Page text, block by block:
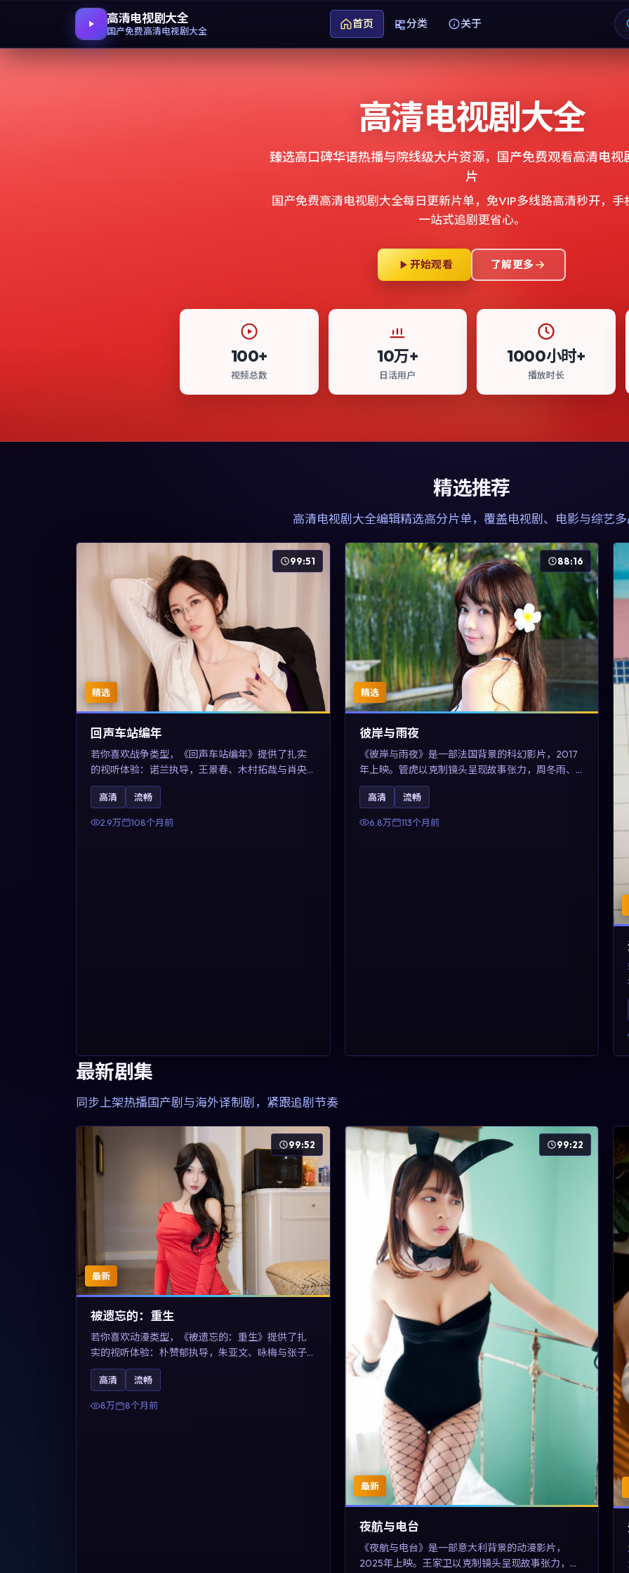
高清电视剧大全
国产免费高清电视剧大全
首页 分类 关于
高清电视剧大全
臻选高口碑华语热播与院线级大片资源， 国产免费观看高清电视
片
国产免费高清电视剧大全每日更新片单，免VIP多线路高清秒开，手
一站式追剧更省心。
开始观看 了解更多
100+
视频总数
10万+
日活用户
1000小时+
播放时长
精选推荐
高清电视剧大全编辑精选高分片单，覆盖电视剧、电影与综艺
精选
99:51
回声车站编年
若你喜欢战争类型，《回声车站编年》提供了扎实
的视听体验：诺兰执导，王景春、木村拓哉与肖央
共同演绎。影片2017年于澳大利亚上映，内容用喜
剧外壳包裹对现实规则的温和反讽，关键词包含高
清流畅、人物关系与情节反转，适合检索「2017战
高清 流畅
2.9万 108个月前
精选
88:16
彼岸与雨夜
《彼岸与雨夜》是一部法国背景的科幻影片，2017
年上映。管虎以克制镜头呈现故事张力，周冬雨、
木村拓哉与张震的对手戏可圈可点。剧情层面在真
实历史背景下虚构一段跨国追寻之旅，对关注导演
风格与演员阵容的观众具有检索与收藏价值。
高清 流畅
6.8万 113个月前
最新剧集
同步上架热播国产剧与海外译制剧，紧跟追剧节奏
最新
99:52
被遗忘的：重生
若你喜欢动漫类型，《被遗忘的：重生》提供了扎
实的视听体验：朴赞郁执导，朱亚文、咏梅与张子
枫共同演绎。影片2025年于法国上映，内容用喜剧
外壳包裹对现实规则的温和反讽，关键词包含高清
流畅、人物关系与情节反转，适合检索「2025动
漫」「法国电影」的用户。
高清 流畅
8万 8个月前
最新
99:22
夜航与电台
《夜航与电台》是一部意大利背景的动漫影片，
2025年上映。王家卫以克制镜头呈现故事张力，刘